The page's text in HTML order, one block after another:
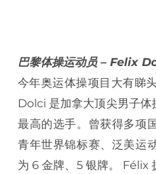
巴黎体操运动员 – Felix
今年奥运体操项目大有睇
Dolci 是加拿大顶尖男子体
最高的选手。曾获得多项
青年世界锦标赛、泛美运
为 6 金牌、5 银牌。 Félix